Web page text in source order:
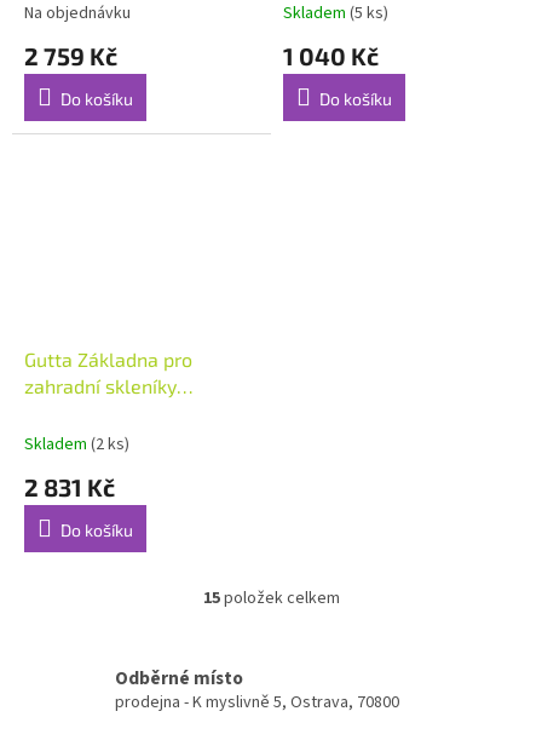
Na objednávku
2 759 Kč
Do košíku
Skladem (5 ks)
1 040 Kč
Do košíku
Gutta Základna pro
zahradní skleníky
Skladem (2 ks)
2 831 Kč
Do košíku
O
d
15položek celkem
Odběrné místo
prodejna - K myslivně 5, Ostrava, 70800